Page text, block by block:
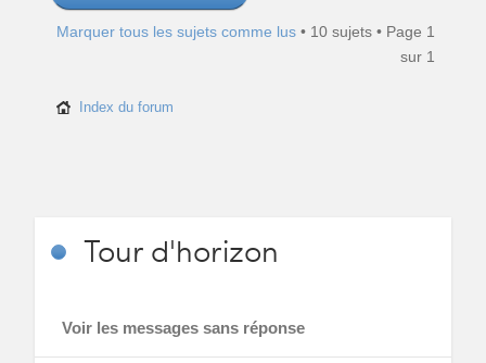
Marquer tous les sujets comme lus • 10 sujets • Page 1
sur 1
Index du forum
Tourd'horizon
Voir les messages sans réponse